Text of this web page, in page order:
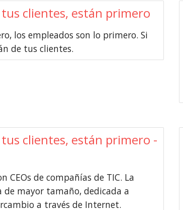
clientes, están primero
los empleados son lo primero. Si
de tus clientes.
clientes, están primero -
CEOs de compañías de TIC. La
de mayor tamaño, dedicada a
a través de Internet.